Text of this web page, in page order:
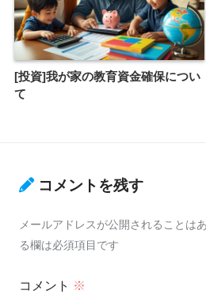
[投資]我が家の教育資金確保につい
て
コメントを残す
メールアドレスが公開されることは
る欄は必須項目です
コメント ※